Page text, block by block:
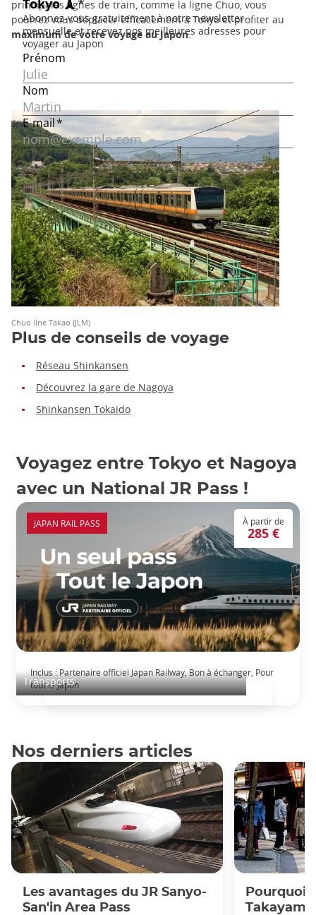
principales lignes de train, comme la ligne Chuo, vous
pourrez vous déplacer efficacement à Tokyo et profiter au
maximum de votre voyage au Japon.
Chuo line Takao (JLM)
Plus de conseils de voyage
Réseau Shinkansen
Découvrez la gare de Nagoya
Shinkansen Tokaido
Voyagez entre Tokyo et Nagoya
avec un National JR Pass !
Transports
À partir de
285 €
Inclus : Partenaire officiel Japan Railway, Bon à échanger, Pour
tout le Japon
JAPAN RAIL PASS
Nos derniers articles
Les avantages du JR Sanyo-
San'in Area Pass
Pourquoi